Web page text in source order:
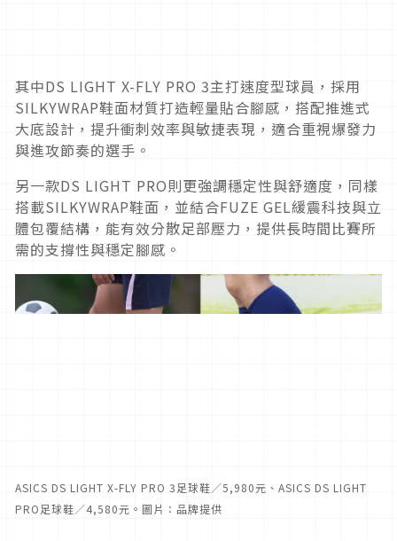
其中DS LIGHT X-FLY PRO 3主打速度型球員，採用
SILKYWRAP鞋面材質打造輕量貼合腳感，搭配推進式
大底設計，提升衝刺效率與敏捷表現，適合重視爆發力
與進攻節奏的選手。
另一款DS LIGHT PRO則更強調穩定性與舒適度，同樣
搭載SILKYWRAP鞋面，並結合FUZE GEL緩震科技與立
體包覆結構，能有效分散足部壓力，提供長時間比賽所
需的支撐性與穩定腳感。
ASICS DS LIGHT X-FLY PRO 3足球鞋／5,980元、ASICS DS LIGHT
PRO足球鞋／4,580元。圖片：品牌提供